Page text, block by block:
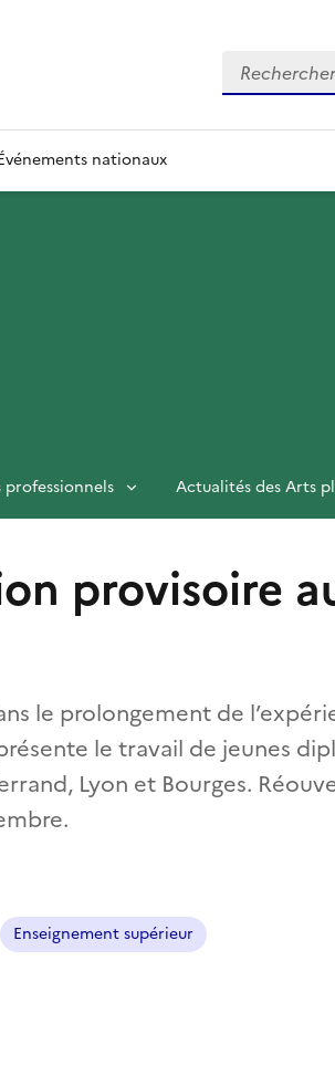
Rechercher
nationaux
professionnels Actualités des Arts
provisoire
le prolongement de
le travail de jeunes
Lyon et Bourges.
Enseignement supérieur